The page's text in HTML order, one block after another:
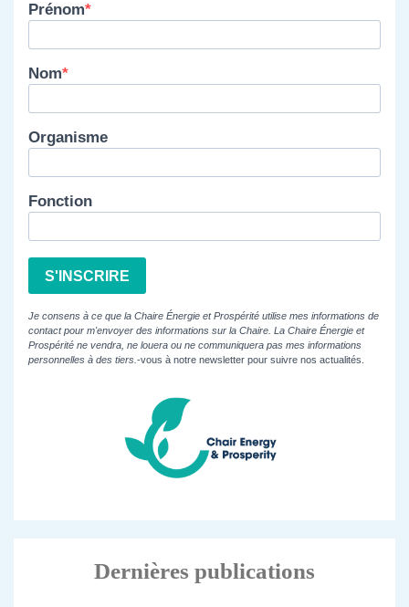
Prénom
Nom
Organisme
Fonction
S'INSCRIRE
Je consens à ce que la Chaire Énergie et Prospérité utilise mes informations de
contact pour m'envoyer des informations sur la Chaire. La Chaire Énergie et
Prospérité ne vendra, ne louera ou ne communiquera pas mes informations
personnelles à des tiers. -vous à notre newsletter pour suivre nos actualités.
Dernières publications